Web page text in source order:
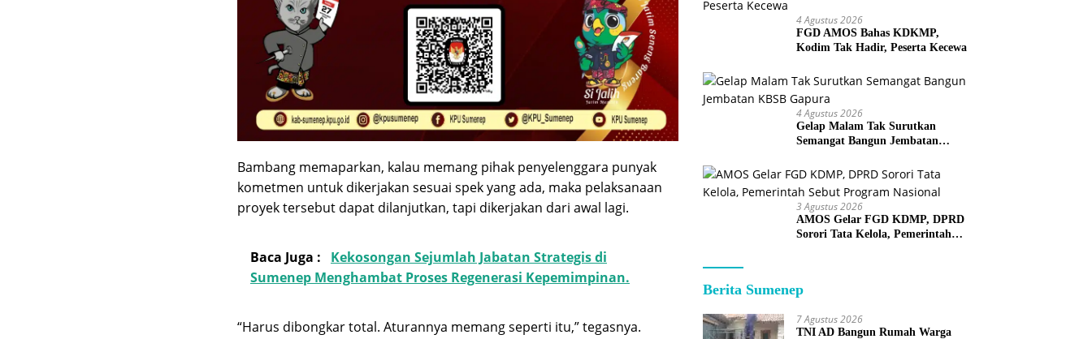
Bambang memaparkan, kalau memang pihak penyelenggara punyak
kometmen untuk dikerjakan sesuai spek yang ada, maka pelaksanaan
proyek tersebut dapat dilanjutkan, tapi dikerjakan dari awal lagi.
Baca Juga :
Kekosongan Sejumlah Jabatan Strategis di
Sumenep Menghambat Proses Regenerasi Kepemimpinan.
“Harus dibongkar total. Aturannya memang seperti itu,” tegasnya.
4 Agustus 2026
FGD AMOS Bahas KDKMP,
Kodim Tak Hadir, Peserta Kecewa
4 Agustus 2026
Gelap Malam Tak Surutkan
Semangat Bangun Jembatan
3 Agustus 2026
AMOS Gelar FGD KDMP, DPRD
Sorori Tata Kelola, Pemerintah
Berita Sumenep
7 Agustus 2026
TNI AD Bangun Rumah Warga